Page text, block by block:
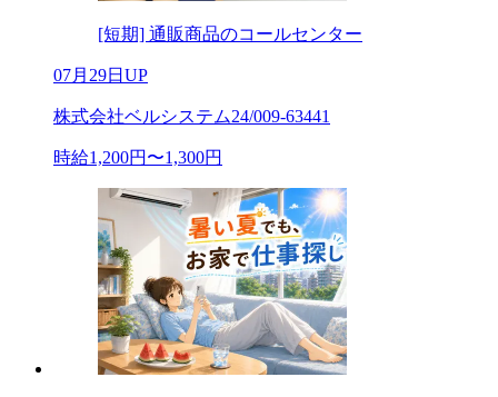
[短期] 通販商品のコールセンター
07月29日UP
株式会社ベルシステム24/009-63441
時給1,200円〜1,300円